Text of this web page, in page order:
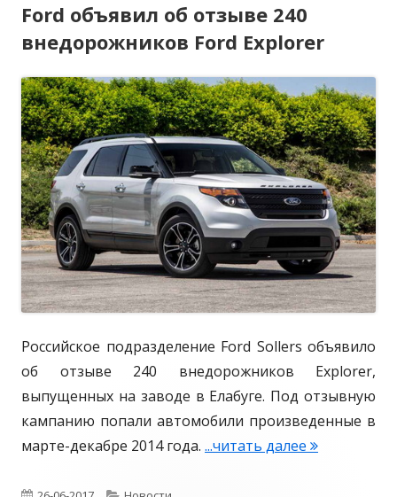
е
р
о
м
и
м
у
з
ы
к
о
й
т
ч
б
е
к
2
.
0
П
о
в
е
р
ш
б
л
и
к
о
в
а
н
о
е
г
о
р
и
и
Ford объявил об отзыве 240
внедорожников Ford Explorer
Российское подразделение Ford Sollers объявило
об отзыве 240 внедорожников Explorer,
выпущенных на заводе в Елабуге. Под отзывную
кампанию попали автомобили произведенные в
марте-декабре 2014 года. ...читать далее F